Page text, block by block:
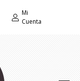
Mi
Cuenta